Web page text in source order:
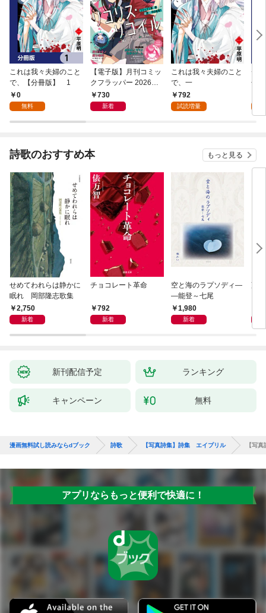
これは我々夫婦のこと
で、【分冊版】 1
0
無料
【電子版】月刊コミッ
クフラッパー 2026年9
月号730
新着
これは我々夫婦のこと
で、一
792
試読増量
チ
冊
詩歌のおすすめ本 もっと見る
せめてわれらは静かに
眠れ 岡部隆志歌集
2,750
新着
チョコレート革命
792
新着
空と海のラプソディ―
―能登～七尾
1,980
新着
藤
新刊配信予定 ランキング
キャンペーン 無料
漫画無料試し読みならdブック 詩歌 【写真詩集】詩集 エイプリル 【写
アプリならもっと便利で快適に！